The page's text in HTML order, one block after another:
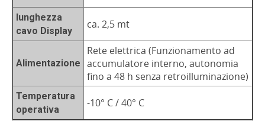
lunghezza
cavo Display
ca. 2,5 mt
Alimentazione
Rete elettrica (Funzionamento ad
accumulatore interno, autonomia
fino a 48 h senza retroilluminazione)
Temperatura
operativa
-10° C / 40° C